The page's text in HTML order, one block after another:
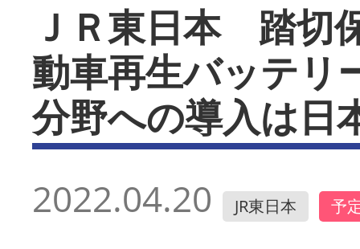
ＪＲ東日本 踏切
動車再生バッテ
分野への導入は日
2022.04.20 JR東日本 予